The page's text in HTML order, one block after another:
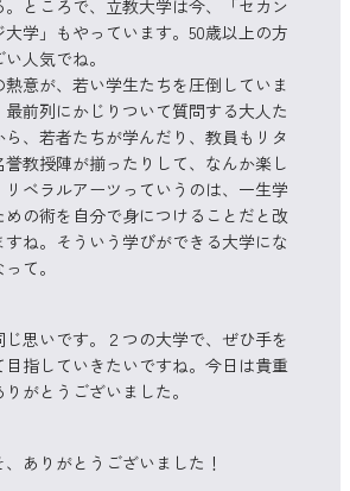
。ところで、立教大学は今、「セカン
大学」もやっています。50歳以上の方
人気でね。
熱意が、若い学生たちを圧倒していま
最前列にかじりついて質問する大人た
ら、若者たちが学んだり、教員もリタ
誉教授陣が揃ったりして、なんか楽し
リベラルアーツっていうのは、一生学
めの術を自分で身につけることだと改
すね。そういう学びができる大学にな
て。
思いです。２つの大学で、ぜひ手を
目指していきたいですね。今日は貴重
がとうございました。
、ありがとうございました！